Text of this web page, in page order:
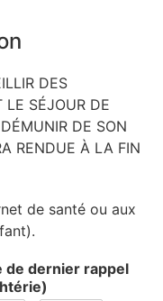
DES
LE SÉJOUR DE
DE SON
RENDUE À LA FIN
de santé ou aux
de dernier rappel